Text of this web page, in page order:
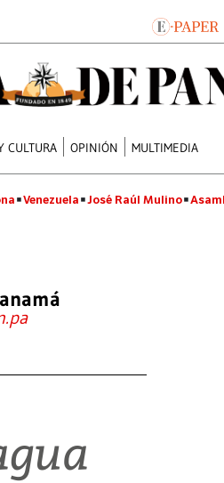
CULTURA OPINIÓN MULTIMEDIA
Venezuela José Raúl Mulino